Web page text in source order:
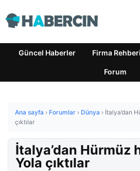
Güncel Haberler Firma Rehberi
Forum
Ana sayfa › Forumlar › Dünya › İtalya’dan
çıktılar
İtalya’dan Hürmüz
Yola çıktılar